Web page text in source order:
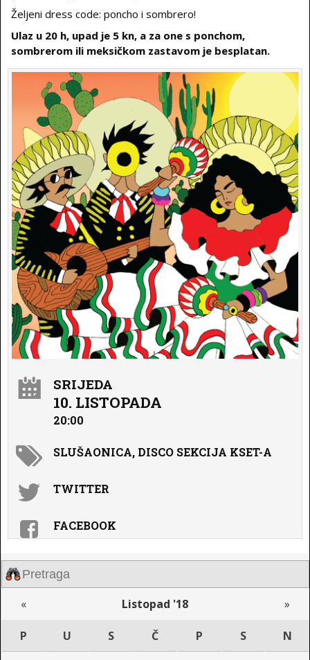
Željeni dress code: poncho i sombrero!
Ulaz u 20 h, upad je 5 kn, a za one s ponchom,
sombrerom ili meksičkom zastavom je besplatan.
SRIJEDA
10. LISTOPADA
20:00
SLUŠAONICA, DISCO SEKCIJA KSET-A
TWITTER
FACEBOOK
« Listopad '18 »
P U S Č P S N